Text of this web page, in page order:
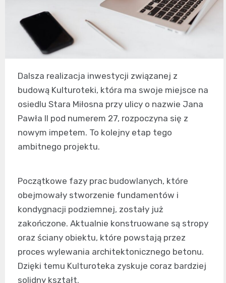
Dalsza realizacja inwestycji związanej z
budową Kulturoteki, która ma swoje miejsce na
osiedlu Stara Miłosna przy ulicy o nazwie Jana
Pawła II pod numerem 27, rozpoczyna się z
nowym impetem. To kolejny etap tego
ambitnego projektu.
Początkowe fazy prac budowlanych, które
obejmowały stworzenie fundamentów i
kondygnacji podziemnej, zostały już
zakończone. Aktualnie konstruowane są stropy
oraz ściany obiektu, które powstają przez
proces wylewania architektonicznego betonu.
Dzięki temu Kulturoteka zyskuje coraz bardziej
solidny kształt.